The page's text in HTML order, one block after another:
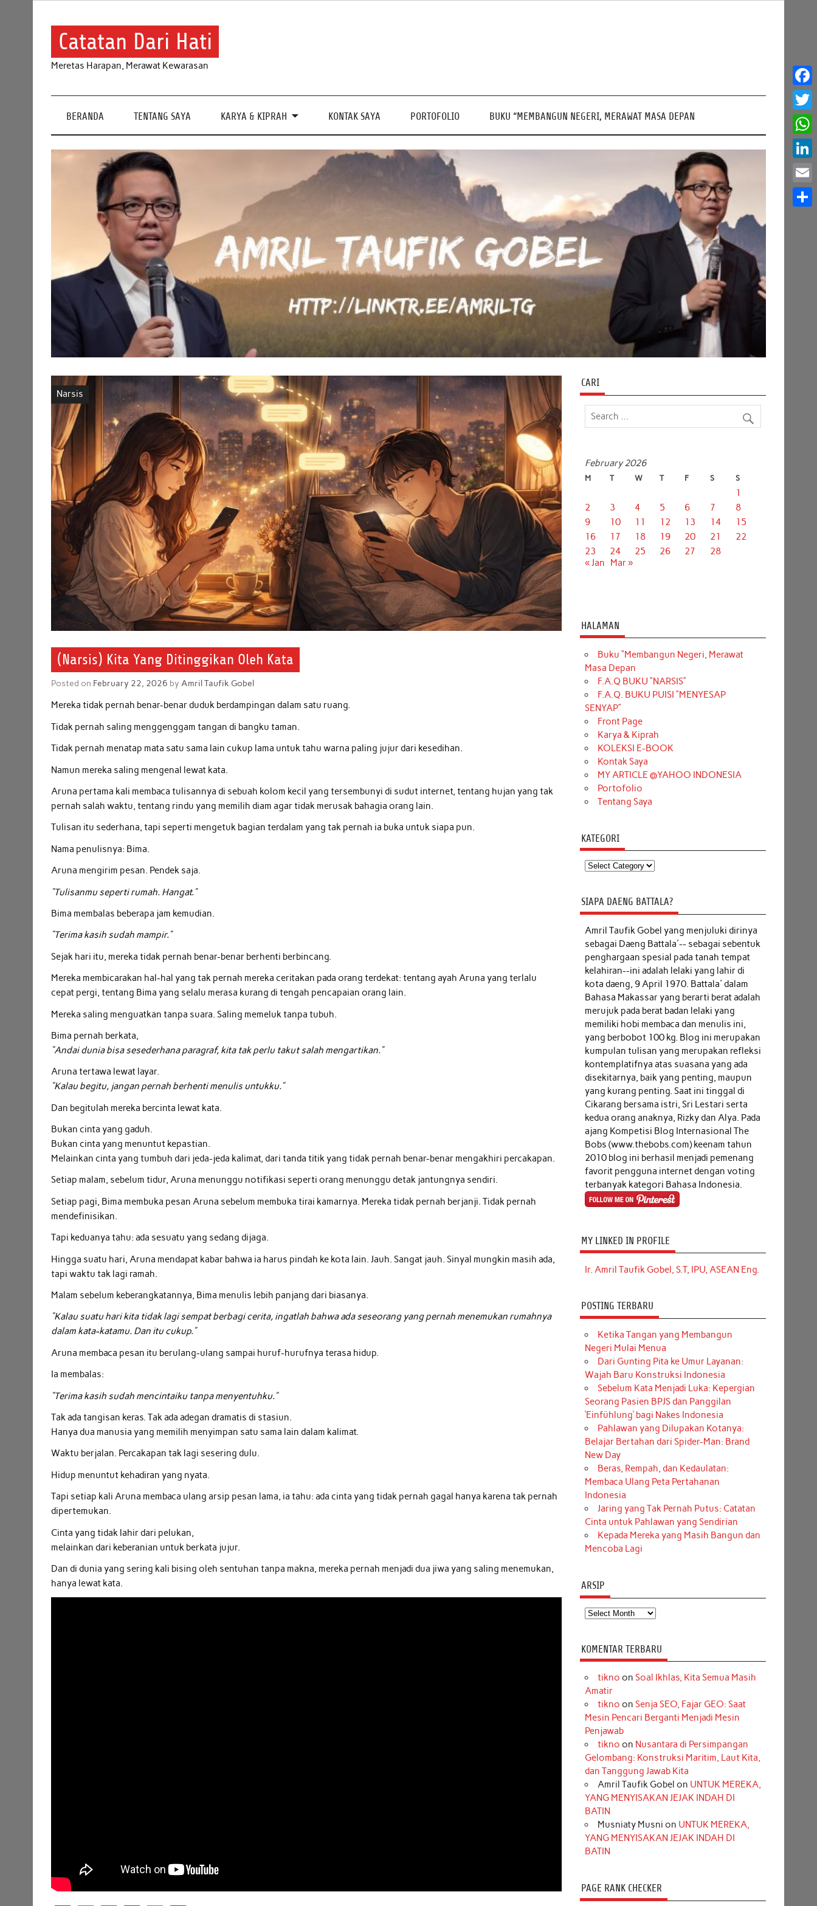
Catatan Dari Hati
Meretas Harapan, Merawat Kewarasan
BERANDA TENTANG SAYA KARYA & KIPRAH KONTAK SAYA PORTOFOLIO BUKU “MEMBANGUN NEGERI, MERAWAT MASA DEPAN
Narsis
(Narsis) Kita Yang Ditinggikan Oleh Kata
Posted on February 22, 2026 byAmril Taufik Gobel
Mereka tidak pernah benar-benar duduk berdampingan dalam satu ruang.
Tidak pernah saling menggenggam tangan di bangku taman.
Tidak pernah menatap mata satu sama lain cukup lama untuk tahu warna paling jujur dari kesedihan.
Namun mereka saling mengenal lewat kata.
Aruna pertama kali membaca tulisannya di sebuah kolom kecil yang tersembunyi di sudut internet, tentang hujan yang tak
pernah salah waktu, tentang rindu yang memilih diam agar tidak merusak bahagia orang lain.
Tulisan itu sederhana, tapi seperti mengetuk bagian terdalam yang tak pernah ia buka untuk siapa pun.
Nama penulisnya: Bima.
Aruna mengirim pesan. Pendek saja.
“Tulisanmu seperti rumah. Hangat.”
Bima membalas beberapa jam kemudian.
“Terima kasih sudah mampir.”
Sejak hari itu, mereka tidak pernah benar-benar berhenti berbincang.
Mereka membicarakan hal-hal yang tak pernah mereka ceritakan pada orang terdekat: tentang ayah Aruna yang terlalu
cepat pergi, tentang Bima yang selalu merasa kurang di tengah pencapaian orang lain.
Mereka saling menguatkan tanpa suara. Saling memeluk tanpa tubuh.
Bima pernah berkata,
“Andai dunia bisa sesederhana paragraf, kita tak perlu takut salah mengartikan.”
Aruna tertawa lewat layar.
“Kalau begitu, jangan pernah berhenti menulis untukku.”
Dan begitulah mereka bercinta lewat kata.
Bukan cinta yang gaduh.
Bukan cinta yang menuntut kepastian.
Melainkan cinta yang tumbuh dari jeda-jeda kalimat, dari tanda titik yang tidak pernah benar-benar mengakhiri percakapan.
Setiap malam, sebelum tidur, Aruna menunggu notifikasi seperti orang menunggu detak jantungnya sendiri.
Setiap pagi, Bima membuka pesan Aruna sebelum membuka tirai kamarnya. Mereka tidak pernah berjanji. Tidak pernah
mendefinisikan.
Tapi keduanya tahu: ada sesuatu yang sedang dijaga.
Hingga suatu hari, Aruna mendapat kabar bahwa ia harus pindah ke kota lain. Jauh. Sangat jauh. Sinyal mungkin masih ada,
tapi waktu tak lagi ramah.
Malam sebelum keberangkatannya, Bima menulis lebih panjang dari biasanya.
“Kalau suatu hari kita tidak lagi sempat berbagi cerita, ingatlah bahwa ada seseorang yang pernah menemukan rumahnya
dalam kata-katamu. Dan itu cukup.”
Aruna membaca pesan itu berulang-ulang sampai huruf-hurufnya terasa hidup.
Ia membalas:
“Terima kasih sudah mencintaiku tanpa menyentuhku.”
Tak ada tangisan keras. Tak ada adegan dramatis di stasiun.
Hanya dua manusia yang memilih menyimpan satu sama lain dalam kalimat.
Waktu berjalan. Percakapan tak lagi sesering dulu.
Hidup menuntut kehadiran yang nyata.
Tapi setiap kali Aruna membaca ulang arsip pesan lama, ia tahu: ada cinta yang tidak pernah gagal hanya karena tak pernah
dipertemukan.
Cinta yang tidak lahir dari pelukan,
melainkan dari keberanian untuk berkata jujur.
Dan di dunia yang sering kali bising oleh sentuhan tanpa makna, mereka pernah menjadi dua jiwa yang saling menemukan,
hanya lewat kata.
CARI
February 2026
M T W T F S S
1
2
3 4 5 6 7
8
9
10 11 12 13 14
15
16
17 18 19 20 21
22
23
24 25 26 27
28
« Jan
Mar »
HALAMAN
Buku “Membangun Negeri, Merawat
Masa Depan
F.A.Q BUKU “NARSIS”
F.A.Q. BUKU PUISI “MENYESAP
SENYAP”
Front Page
Karya & Kiprah
KOLEKSI E-BOOK
Kontak Saya
MY ARTICLE @YAHOO INDONESIA
Portofolio
Tentang Saya
KATEGORI
Kategori
SIAPA DAENG BATTALA?
Amril Taufik Gobel yang menjuluki dirinya
sebagai Daeng Battala'-- sebagai sebentuk
penghargaan spesial pada tanah tempat
kelahiran--ini adalah lelaki yang lahir di
kota daeng, 9 April 1970. Battala' dalam
Bahasa Makassar yang berarti berat adalah
merujuk pada berat badan lelaki yang
memiliki hobi membaca dan menulis ini,
yang berbobot 100 kg. Blog ini merupakan
kumpulan tulisan yang merupakan refleksi
kontemplatifnya atas suasana yang ada
disekitarnya, baik yang penting, maupun
yang kurang penting. Saat ini tinggal di
Cikarang bersama istri, Sri Lestari serta
kedua orang anaknya, Rizky dan Alya. Pada
ajang Kompetisi Blog Internasional The
Bobs (www.thebobs.com) keenam tahun
2010 blog ini berhasil menjadi pemenang
favorit pengguna internet dengan voting
terbanyak kategori Bahasa Indonesia.
MY LINKED IN PROFILE
Ir. Amril Taufik Gobel, S.T, IPU, ASEAN Eng.
POSTING TERBARU
Ketika Tangan yang Membangun
Negeri Mulai Menua
Dari Gunting Pita ke Umur Layanan:
Wajah Baru Konstruksi Indonesia
Sebelum Kata Menjadi Luka: Kepergian
Seorang Pasien BPJS dan Panggilan
‘Einfühlung’ bagi Nakes Indonesia
Pahlawan yang Dilupakan Kotanya:
Belajar Bertahan dari Spider-Man: Brand
New Day
Beras, Rempah, dan Kedaulatan:
Membaca Ulang Peta Pertahanan
Indonesia
Jaring yang Tak Pernah Putus: Catatan
Cinta untuk Pahlawan yang Sendirian
Kepada Mereka yang Masih Bangun dan
Mencoba Lagi
ARSIP
Arsip
KOMENTAR TERBARU
tikno on Soal Ikhlas, Kita Semua Masih
Amatir
tikno on Senja SEO, Fajar GEO: Saat
Mesin Pencari Berganti Menjadi Mesin
Penjawab
tikno on Nusantara di Persimpangan
Gelombang: Konstruksi Maritim, Laut Kita,
dan Tanggung Jawab Kita
Amril Taufik Gobel on UNTUK MEREKA,
YANG MENYISAKAN JEJAK INDAH DI
BATIN
Musniaty Musni on UNTUK MEREKA,
YANG MENYISAKAN JEJAK INDAH DI
BATIN
PAGE RANK CHECKER
Email